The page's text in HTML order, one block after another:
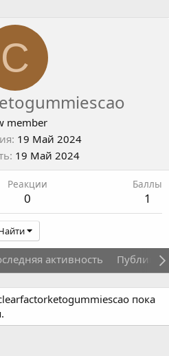
C
member
19 Май 2024
19 Май 2024
Реакции
0
Баллы
1
активность
пока